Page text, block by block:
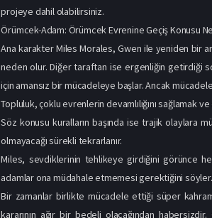
projeye dahil olabilirsiniz.
Örümcek-Adam: Örümcek Evrenine Geçiş Konusu
Ana karakter Miles Morales, Gwen ile yeniden bir
neden olur. Diğer taraftan ise ergenliğin getirdiği
için amansız bir mücadeleye başlar. Ancak
Topluluk, çoklu evrenlerin devamlılığını sağlamak
Söz konusu kuralların başında ise trajik olaylara
olmayacağı sürekli tekrarlanır.
Miles, sevdiklerinin tehlikeye girdiğini görünce
adamlar ona müdahale etmemesi gerektiğini söyler.
Bir zamanlar birlikte mücadele ettiği süper
kararının ağır bir bedeli olacağından